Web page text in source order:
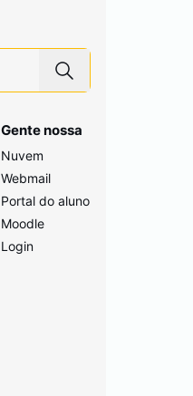
Gente nossa
Nuvem
Webmail
Portal do aluno
Moodle
Login